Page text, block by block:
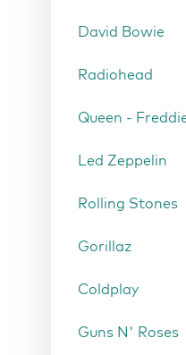
David Bowie
Radiohead
Queen -
Led Zeppelin
Rolling Stones
Gorillaz
Coldplay
Guns N' Roses